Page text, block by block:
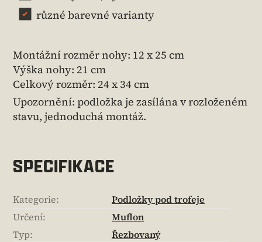
různé barevné varianty
Montážní rozměr nohy: 12 x 25 cm
Výška nohy: 21 cm
Celkový rozměr: 24 x 34 cm
Upozornění: podložka je zasílána v rozloženém
stavu, jednoduchá montáž.
SPECIFIKACE
Kategorie:
Podložky pod trofeje
Určení:
Muflon
Typ: Řezbovaný